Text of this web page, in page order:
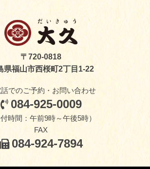
〒720-0818
県福山市西桜町2丁目1-22
でのご予約・お問い合わせ
084-925-0009
付時間：午前9時～午後5時）
FAX
084-924-7894